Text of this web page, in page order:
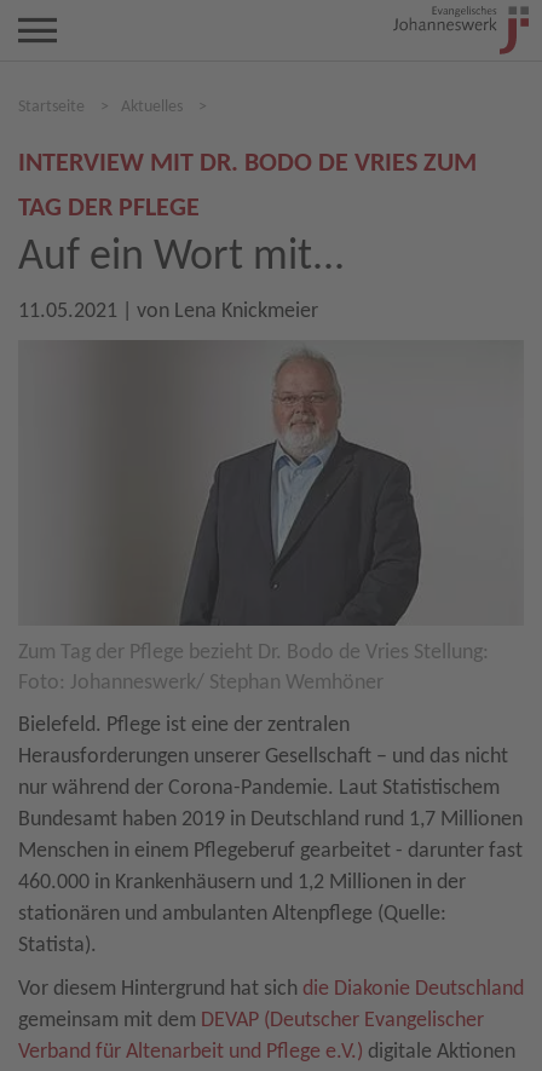
Startseite > Aktuelles >
INTERVIEW MIT DR. BODO DE VRIES ZUM
TAG DER PFLEGE
Auf ein Wort mit...
11.05.2021 | von Lena Knickmeier
Zum Tag der Pflege bezieht Dr. Bodo de Vries Stellung:
Foto: Johanneswerk/ Stephan Wemhöner
Bielefeld. Pflege ist eine der zentralen
Herausforderungen unserer Gesellschaft – und das nicht
nur während der Corona-Pandemie. Laut Statistischem
Bundesamt haben 2019 in Deutschland rund 1,7 Millionen
Menschen in einem Pflegeberuf gearbeitet - darunter fast
460.000 in Krankenhäusern und 1,2 Millionen in der
stationären und ambulanten Altenpflege (Quelle:
Statista).
Vor diesem Hintergrund hat sich die Diakonie Deutschland
gemeinsam mit dem DEVAP (Deutscher Evangelischer
Verband für Altenarbeit und Pflege e.V.) digitale Aktionen